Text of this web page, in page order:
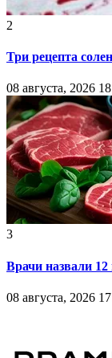
2
Три рецепта
08 августа, 2026
3
Врачи назвали 12
08 августа, 2026